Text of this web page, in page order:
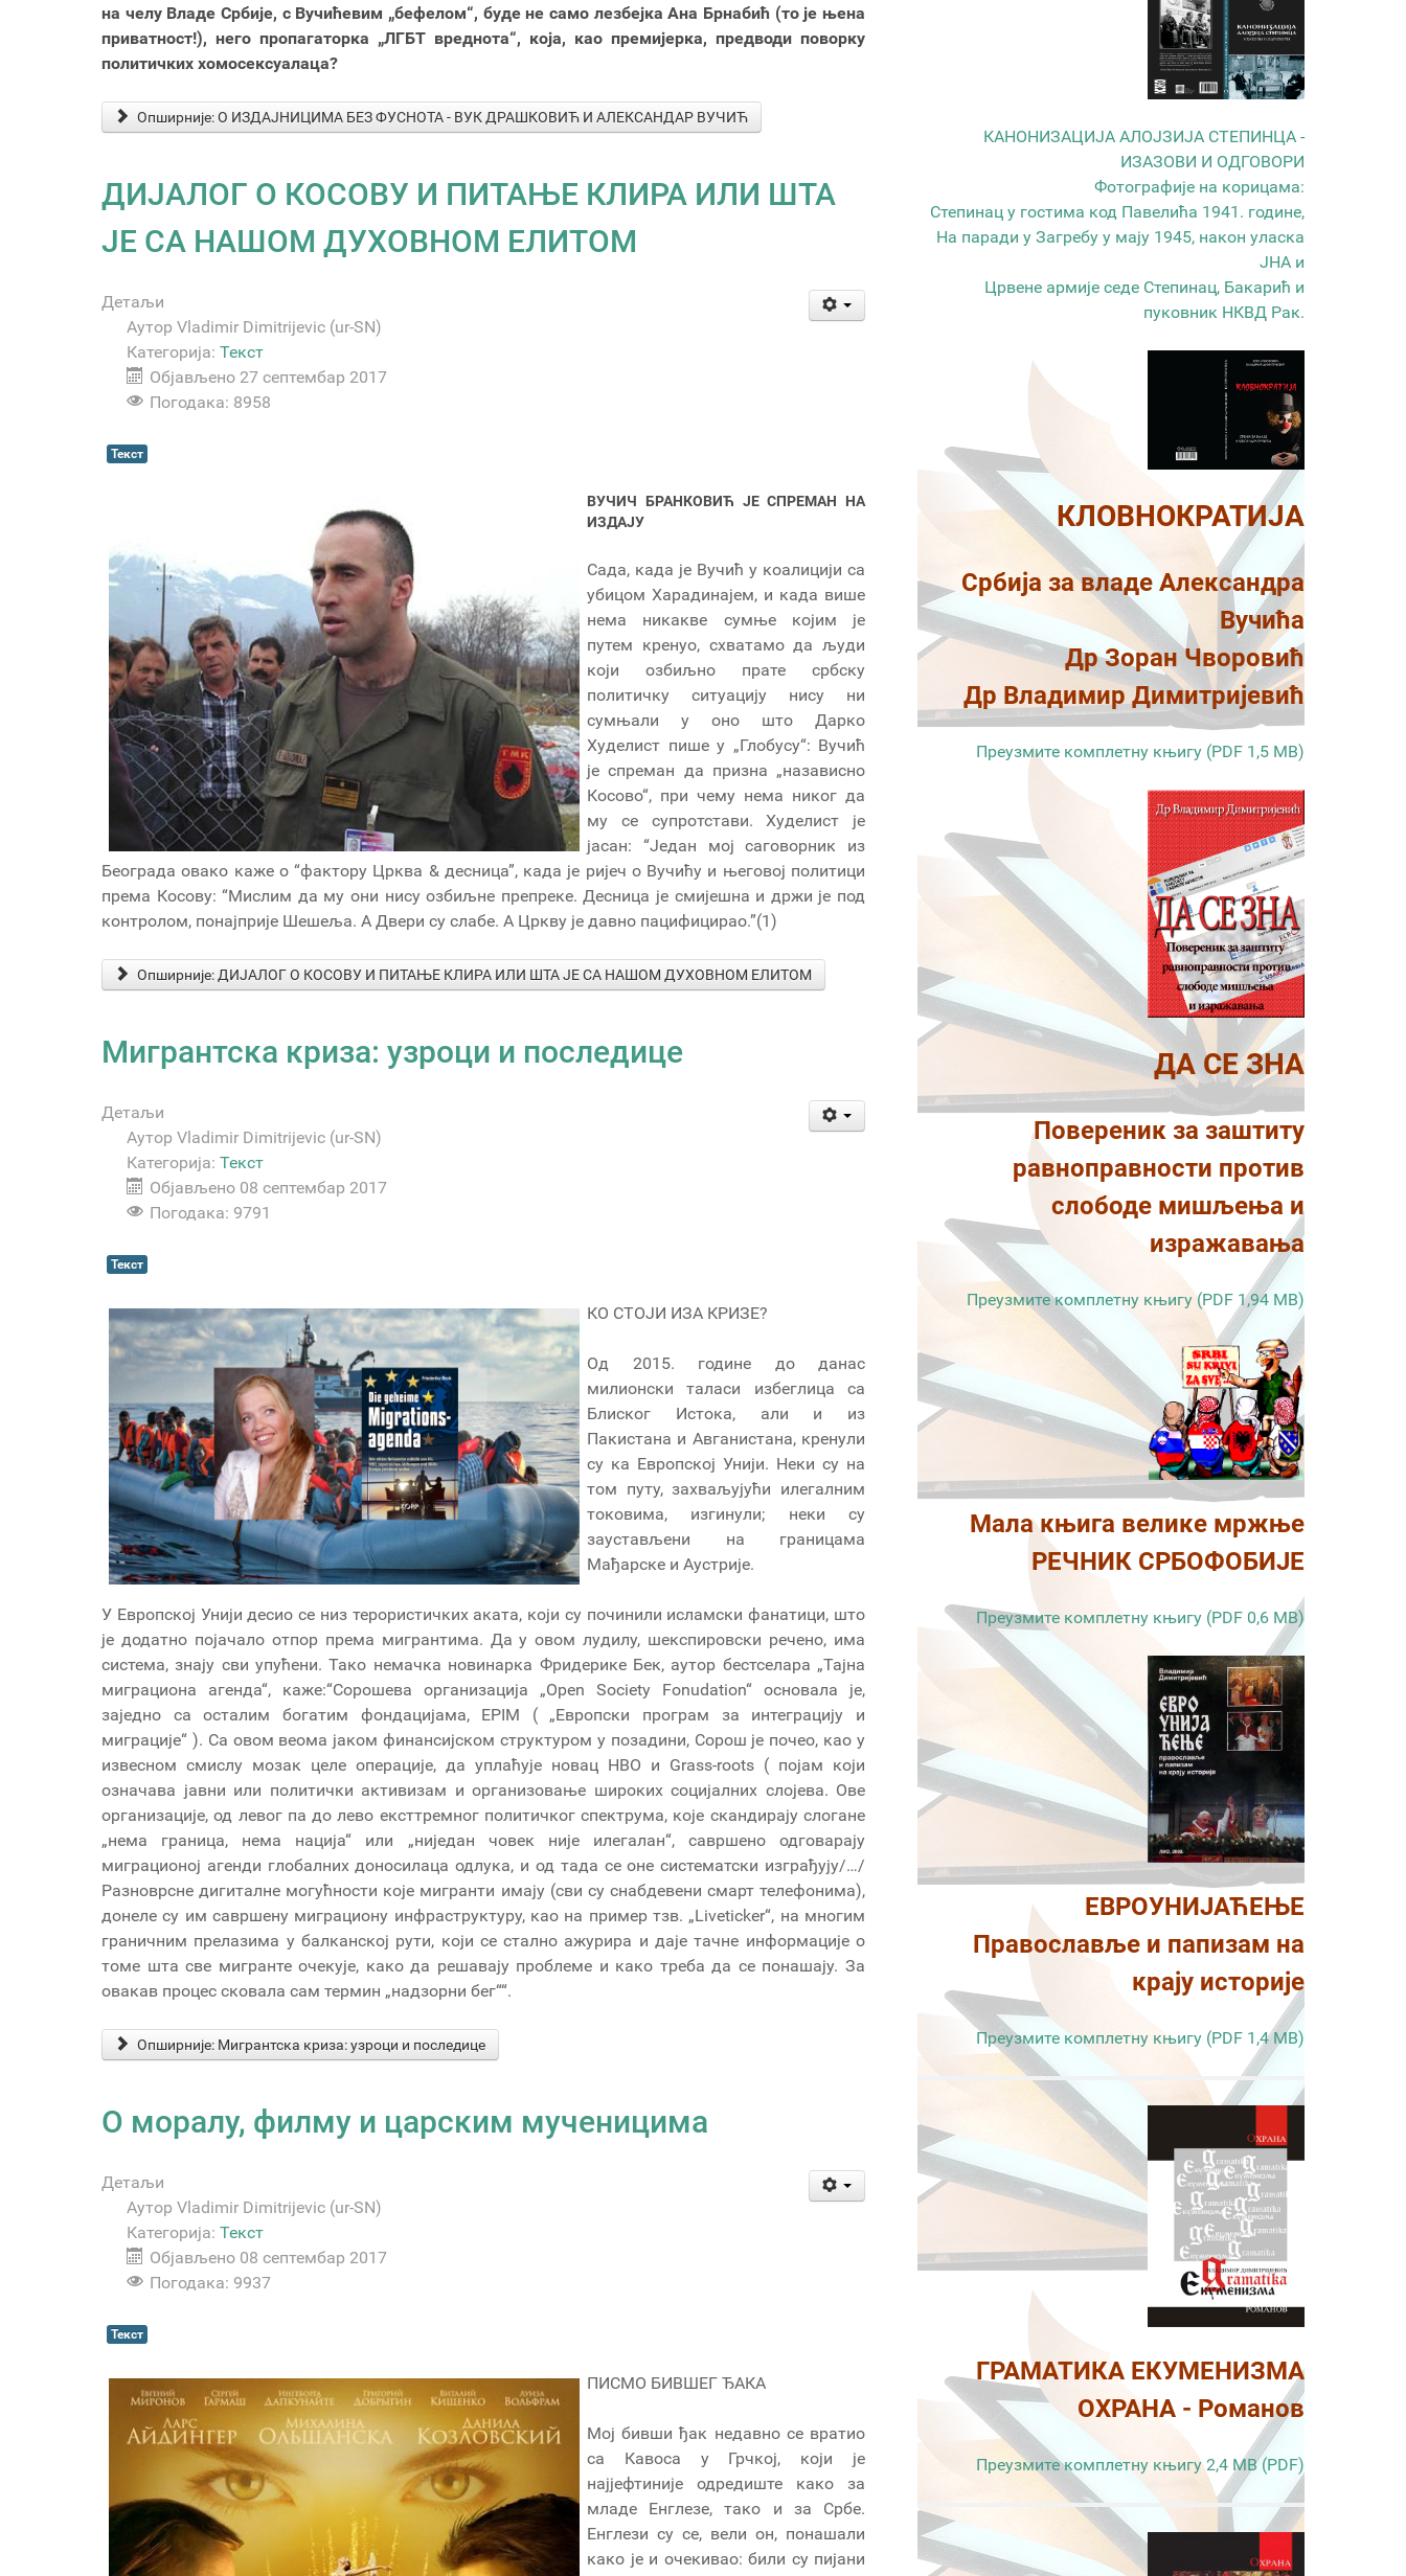
на челу Владе Србије, с Вучићевим „бефелом“, буде не само лезбејка Ана Брнабић (то је њена
приватност!), него пропагаторка „ЛГБТ вреднота“, која, као премијерка, предводи поворку
политичких хомосексуалаца?
Опширније: О ИЗДАЈНИЦИМА БЕЗ ФУСНОТА - ВУК ДРАШКОВИЋ И АЛЕКСАНДАР ВУЧИЋ
ДИЈАЛОГ О КОСОВУ И ПИТАЊЕ КЛИРА ИЛИ ШТА
ЈЕ СА НАШОМ ДУХОВНОМ ЕЛИТОМ
Детаљи
Аутор Vladimir Dimitrijevic (ur-SN)
Категорија: Текст
Објављено 27 септембар 2017
Погодака: 8958
Текст
ВУЧИЧ БРАНКОВИЋ ЈЕ СПРЕМАН НА
ИЗДАЈУ
Сада, када је Вучић у коалицији са
убицом Харадинајем, и када више
нема никакве сумње којим је
путем кренуо, схватамо да људи
који озбиљно прате србску
политичку ситуацију нису ни
сумњали у оно што Дарко
Худелист пише у „Глобусу“: Вучић
је спреман да призна „назависно
Косово“, при чему нема никог да
му се супротстави. Худелист је
јасан: “Један мој саговорник из
Београда овако каже о “фактору Црква & десница”, када је ријеч о Вучићу и његовој политици
према Косову: “Мислим да му они нису озбиљне препреке. Десница је смијешна и држи је под
контролом, понајприје Шешеља. А Двери су слабе. А Цркву је давно пацифицирао.”(1)
Опширније: ДИЈАЛОГ О КОСОВУ И ПИТАЊЕ КЛИРА ИЛИ ШТА ЈЕ СА НАШОМ ДУХОВНОМ ЕЛИТОМ
Мигрантска криза: узроци и последице
Детаљи
Аутор Vladimir Dimitrijevic (ur-SN)
Категорија: Текст
Објављено 08 септембар 2017
Погодака: 9791
Текст
КО СТОЈИ ИЗА КРИЗЕ?
Од 2015. године до данас
милионски таласи избеглица са
Блиског Истока, али и из
Пакистана и Авганистана, кренули
су ка Европској Унији. Неки су на
том путу, захваљујући илегалним
токовима, изгинули; неки су
заустављени на границама
Мађарске и Аустрије.
У Европској Унији десио се низ терористичких аката, који су починили исламски фанатици, што
је додатно појачало отпор према мигрантима. Да у овом лудилу, шекспировски речено, има
система, знају сви упућени. Тако немачка новинарка Фридерике Бек, аутор бестселара „Тајна
миграциона агенда“, каже:“Сорошева организација „Open Society Fonudation“ основала је,
заједно са осталим богатим фондацијама, EPIM ( „Европски програм за интеграцију и
миграције“ ). Са овом веома јаком финансијском структуром у позадини, Сорош је почео, као у
извесном смислу мозак целе операције, да уплаћује новац НВО и Grass-roots ( појам који
означава јавни или политички активизам и организовање широких социјалних слојева. Ове
организације, од левог па до лево ексттремног политичког спектрума, које скандирају слогане
„нема граница, нема нација“ или „ниједан човек није илегалан“, савршено одговарају
миграционој агенди глобалних доносилаца одлука, и од тада се оне систематски изграђују/…/
Разноврсне дигиталне могућности које мигранти имају (сви су снабдевени смарт телефонима),
донеле су им савршену миграциону инфраструктуру, као на пример тзв. „Liveticker“, на многим
граничним прелазима у балканској рути, који се стално ажурира и даје тачне информације о
томе шта све мигранте очекује, како да решавају проблеме и како треба да се понашају. За
овакав процес сковала сам термин „надзорни бег““.
Опширније: Мигрантска криза: узроци и последице
О моралу, филму и царским мученицима
Детаљи
Аутор Vladimir Dimitrijevic (ur-SN)
Категорија: Текст
Објављено 08 септембар 2017
Погодака: 9937
Текст
ПИСМО БИВШЕГ ЂАКА
Мој бивши ђак недавно се вратио
са Кавоса у Грчкој, који је
најјефтиније одредиште како за
младе Енглезе, тако и за Србе.
Енглези су се, вели он, понашали
како је и очекивао: били су пијани
КАНОНИЗАЦИЈА АЛОЈЗИЈА СТЕПИНЦА -
ИЗАЗОВИ И ОДГОВОРИ
Фотографије на корицама:
Степинац у гостима код Павелића 1941. године,
На паради у Загребу у мају 1945, након уласка
ЈНА и
Црвене армије седе Степинац, Бакарић и
пуковник НКВД Рак.
КЛОВНОКРАТИЈА
Србија за владе Александра
Вучића
Др Зоран Чворовић
Др Владимир Димитријевић
Преузмите комплетну књигу (PDF 1,5 MB)
ДА СЕ ЗНА
Повереник за заштиту
равноправности против
слободе мишљења и
изражавања
Преузмите комплетну књигу (PDF 1,94 MB)
Мала књига велике мржње
РЕЧНИК СРБОФОБИЈЕ
Преузмите комплетну књигу (PDF 0,6 MB)
ЕВРОУНИЈАЋЕЊЕ
Православље и папизам на
крају историје
Преузмите комплетну књигу (PDF 1,4 MB)
ГРАМАТИКА ЕКУМЕНИЗМА
ОХРАНА - Романов
Преузмите комплетну књигу 2,4 MB (PDF)